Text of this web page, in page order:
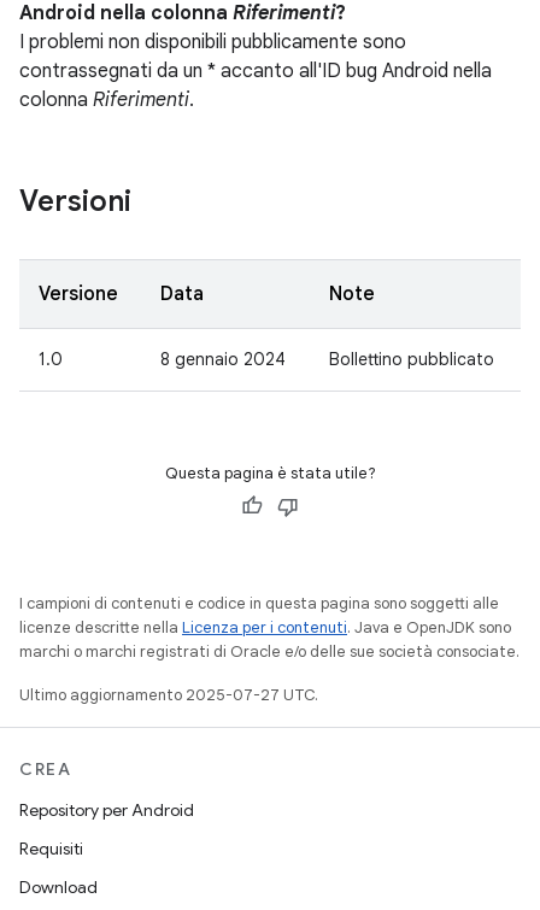
Android nella colonna Riferimenti?
I problemi non disponibili pubblicamente sono
contrassegnati da un * accanto all'ID bug Android nella
colonna Riferimenti.
Versioni
Versione Data Note
1.0 8 gennaio 2024 Bollettino pubblicato
Questa pagina è stata utile?
I campioni di contenuti e codice in questa pagina sono soggetti alle
licenze descritte nella Licenza per i contenuti. Java e OpenJDK sono
marchi o marchi registrati di Oracle e/o delle sue società consociate.
Ultimo aggiornamento 2025-07-27 UTC.
CREA
Repository per Android
Requisiti
Download